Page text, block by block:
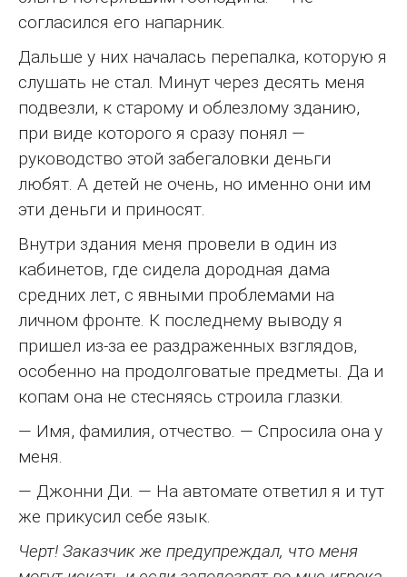
согласился его напарник.
Дальше у них началась перепалка, которую я
слушать не стал. Минут через десять меня
подвезли, к старому и облезлому зданию,
при виде которого я сразу понял —
руководство этой забегаловки деньги
любят. А детей не очень, но именно они им
эти деньги и приносят.
Внутри здания меня провели в один из
кабинетов, где сидела дородная дама
средних лет, с явными проблемами на
личном фронте. К последнему выводу я
пришел из-за ее раздраженных взглядов,
особенно на продолговатые предметы. Да и
копам она не стесняясь строила глазки.
— Имя, фамилия, отчество. — Спросила она у
меня.
— Джонни Ди. — На автомате ответил я и тут
же прикусил себе язык.
Черт! Заказчик же предупреждал, что меня